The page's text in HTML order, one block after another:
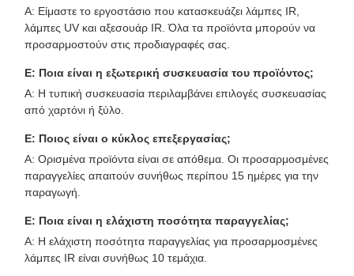
A: Είμαστε το εργοστάσιο που κατασκευάζει λάμπες IR,
λάμπες UV και αξεσουάρ IR. Όλα τα προϊόντα μπορούν να
προσαρμοστούν στις προδιαγραφές σας.
Ε: Ποια είναι η εξωτερική συσκευασία του προϊόντος;
A: Η τυπική συσκευασία περιλαμβάνει επιλογές συσκευασίας
από χαρτόνι ή ξύλο.
Ε: Ποιος είναι ο κύκλος επεξεργασίας;
A: Ορισμένα προϊόντα είναι σε απόθεμα. Οι προσαρμοσμένες
παραγγελίες απαιτούν συνήθως περίπου 15 ημέρες για την
παραγωγή.
Ε: Ποια είναι η ελάχιστη ποσότητα παραγγελίας;
A: Η ελάχιστη ποσότητα παραγγελίας για προσαρμοσμένες
λάμπες IR είναι συνήθως 10 τεμάχια.